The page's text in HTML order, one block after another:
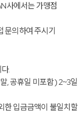
사에서는 가맹점
문의하여 주시기
.
, 공휴일 미포함 ) 2~3일
한 입금금액이 불일치할